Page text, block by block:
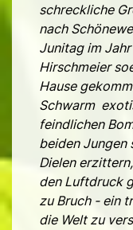
schreckliche
nach
Junitag im
Hirschmeier
Hause
Schwarm
feindlichen
beiden Jungen
Dielen
den Luftdruck
zu Bruch - ein
die Welt zu